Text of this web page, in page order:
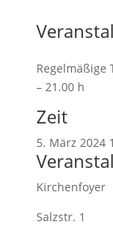
Regelmäßige
– 21.00 h
Zeit
5. März 2024
Kirchenfoyer
Salzstr. 1